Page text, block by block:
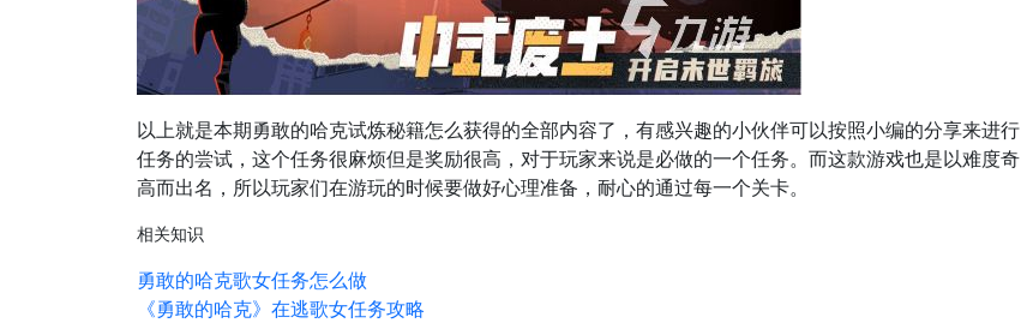
以上就是本期勇敢的哈克试炼秘籍怎么获得的全部内容了，有感兴趣的小伙伴可以按照小编的分享来进行
任务的尝试，这个任务很麻烦但是奖励很高，对于玩家来说是必做的一个任务。而这款游戏也是以难度奇
高而出名，所以玩家们在游玩的时候要做好心理准备，耐心的通过每一个关卡。
相关知识
勇敢的哈克歌女任务怎么做
《勇敢的哈克》在逃歌女任务攻略